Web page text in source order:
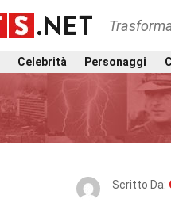
Celebrità Personaggi
Scritto Da: